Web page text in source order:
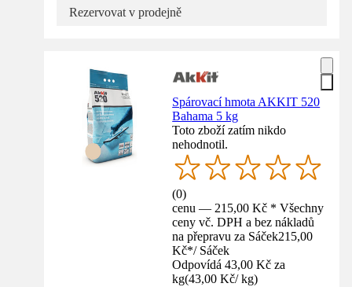
Rezervovat v prodejně
Spárovací hmota AKKIT 520
Bahama 5 kg
Toto zboží zatím nikdo
nehodnotil.
(0)
cenu — 215,00 Kč * Všechny
ceny vč. DPH a bez nákladů
na přepravu za Sáček215,00
Kč*/ Sáček
Odpovídá 43,00 Kč za
kg(43,00 Kč/ kg)